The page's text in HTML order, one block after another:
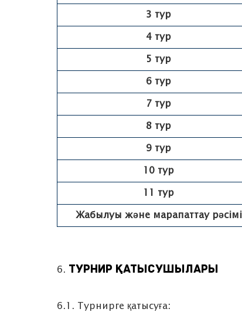
3 тур
4 тур
5 тур
6 тур
7 тур
8 тур
9 тур
10 тур
11 тур
Жабылуы және марапаттау рәсімі
ТУРНИР ҚАТЫСУШЫЛАРЫ
6.1. Турнирге қатысуға: